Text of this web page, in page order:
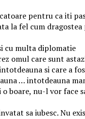
pentru ca iti
la fel cum
cu multa diplomatie
omul care sunt
si care a
… intotdeauna
boare, nu-l vor face
sa iubesc. Nu